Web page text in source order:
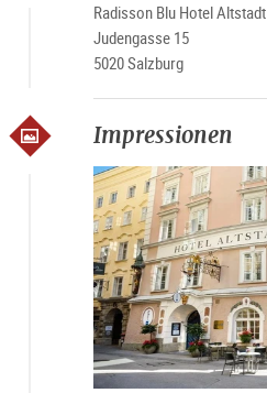
Radisson Blu Hotel Altstadt
Judengasse 15
5020 Salzburg
Impressionen